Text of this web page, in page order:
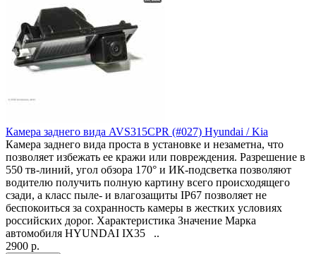
Камера заднего вида AVS315CPR (#027) Hyundai / Kia
Камера заднего вида проста в установке и незаметна, что
позволяет избежать ее кражи или повреждения. Разрешение в
550 тв-линий, угол обзора 170° и ИК-подсветка позволяют
водителю получить полную картину всего происходящего
сзади, а класс пыле- и влагозащиты IP67 позволяет не
беспокоиться за сохранность камеры в жестких условиях
российских дорог. Характеристика Значение Марка
автомобиля HYUNDAI IX35 ..
2900 р.